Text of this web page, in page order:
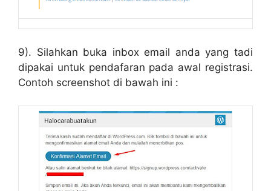
9). Silahkan buka inbox email anda yang tadi
dipakai untuk pendafaran pada awal registrasi.
Contoh screenshot di bawah ini :